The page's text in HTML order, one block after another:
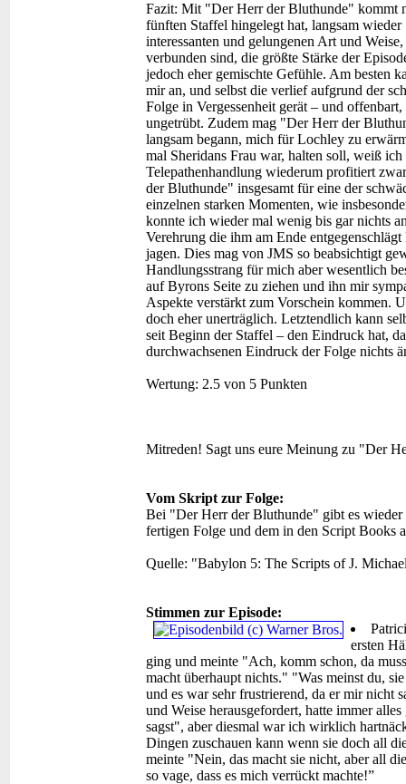
Fazit: Mit "Der Herr der Bluthunde" kommt
fünften Staffel hingelegt hat, langsam
interessanten und gelungenen Art und
verbunden sind, die größte Stärke der
jedoch eher gemischte Gefühle. Am besten
mir an, und selbst die verlief aufgrund der
Folge in Vergessenheit gerät – und
ungetrübt. Zudem mag "Der Herr der
langsam begann, mich für Lochley zu
mal Sheridans Frau war, halten soll, weiß
Telepathenhandlung wiederum profitiert
der Bluthunde" insgesamt für eine der
einzelnen starken Momenten, wie
konnte ich wieder mal wenig bis gar nichts
Verehrung die ihm am Ende
jagen. Dies mag von JMS so beabsichtigt
Handlungsstrang für mich aber wesentlich
auf Byrons Seite zu ziehen und ihn mir
Aspekte verstärkt zum Vorschein kommen.
doch eher unerträglich. Letztendlich kann
seit Beginn der Staffel – den Eindruck hat,
durchwachsenen Eindruck der Folge nichts
Wertung: 2.5 von 5 Punkten
Mitreden! Sagt uns eure Meinung zu "Der
Vom Skript zur Folge:
Bei "Der Herr der Bluthunde" gibt es wieder
fertigen Folge und dem in den Script Books
Quelle: "Babylon 5: The Scripts of J.
Stimmen zur Episode:
ersten
ging und meinte "Ach, komm schon, da
macht überhaupt nichts." "Was meinst du,
und es war sehr frustrierend, da er mir nicht
und Weise herausgefordert, hatte immer
sagst", aber diesmal war ich wirklich
Dingen zuschauen kann wenn sie doch all
meinte "Nein, das macht sie nicht, aber all
so vage, dass es mich verrückt machte!”